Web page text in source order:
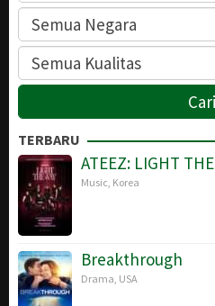
TERBARU
ATEEZ: LIGHT
Music Korea
Breakthrough
Drama USA